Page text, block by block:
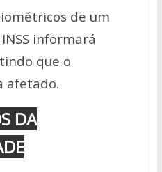
de um
informará
que o
afetado.
DA